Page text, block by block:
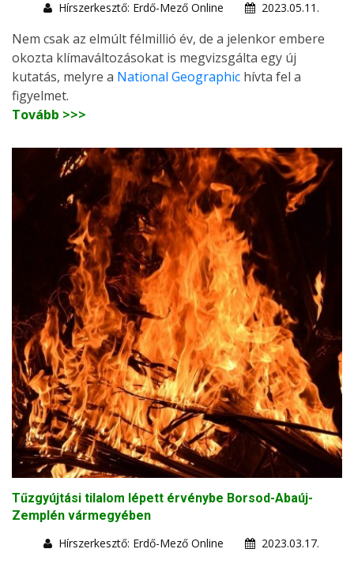
Hírszerkesztő: Erdő-Mező Online
2023.05.11.
Nem csak az elmúlt félmillió év, de a jelenkor embere
okozta klímaváltozásokat is megvizsgálta egy új
kutatás, melyre a National Geographic hívta fel a
figyelmet.
Tovább >>>
Tűzgyújtási tilalom lépett érvénybe Borsod-Abaúj-
Zemplén vármegyében
Hírszerkesztő: Erdő-Mező Online
2023.03.17.